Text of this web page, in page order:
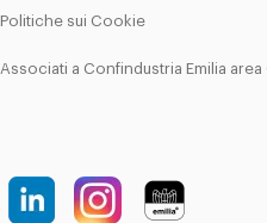
Politiche sui Cookie
Associati a Confindustria Emilia